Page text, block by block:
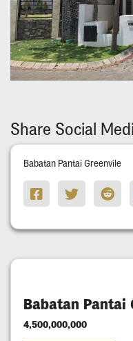
Share Social
Babatan Pantai Greenvile
Babatan Pantai
4,500,000,000